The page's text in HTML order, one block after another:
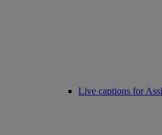
Live captions for